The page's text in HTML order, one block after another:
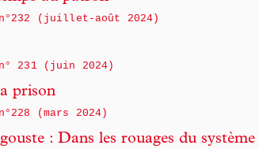
n°232 (juillet-août 2024)
n° 231 (juin 2024)
prison
n°228 (mars 2024)
: Dans les rouages du